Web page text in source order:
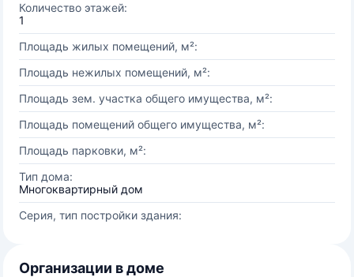
Количество этажей:
1
Площадь жилых помещений, м²:
Площадь нежилых помещений, м²:
Площадь зем. участка общего имущества, м²:
Площадь помещений общего имущества, м²:
Площадь парковки, м²:
Тип дома:
Многоквартирный дом
Серия, тип постройки здания:
Организации в доме